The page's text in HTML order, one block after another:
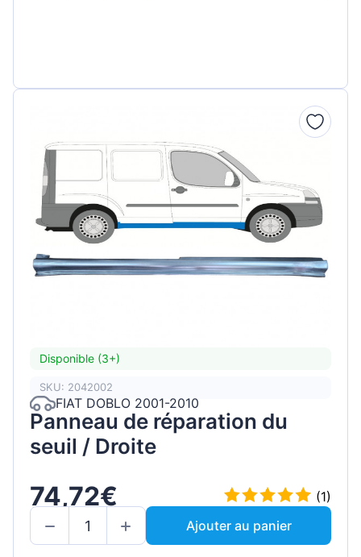
Disponible (3+)
SKU: 2042002
FIAT DOBLO 2001-2010
Panneau de réparation du
seuil / Droite
74,72€
(1)
Ajouter au panier